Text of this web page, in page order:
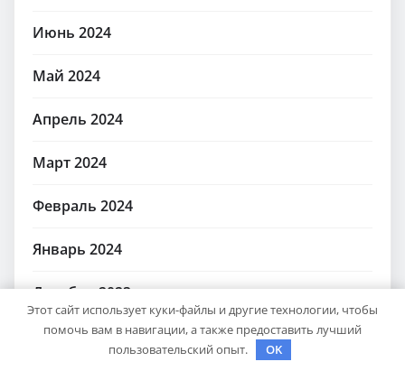
Июнь 2024
Май 2024
Апрель 2024
Март 2024
Февраль 2024
Январь 2024
Декабрь 2023
Ноябрь 2023
Этот сайт использует куки-файлы и другие технологии, чтобы
помочь вам в навигации, а также предоставить лучший
пользовательский опыт.
OK